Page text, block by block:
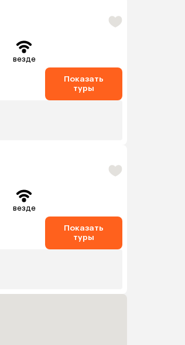
везде
Показать
туры
везде
Показать
туры